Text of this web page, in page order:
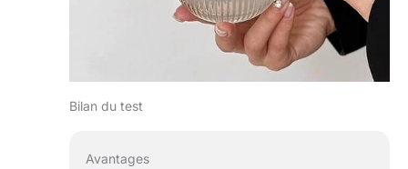
Bilan du test
Avantages